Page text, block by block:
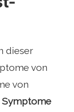
dieser
von
von
Symptome